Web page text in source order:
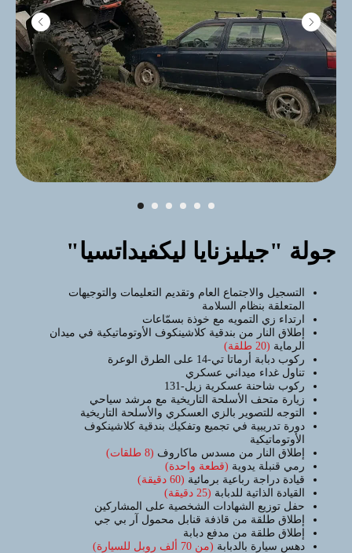
جولة "جيليزنايا ليكفيداتسيا"
التسجيل والاجتماع العام وتقديم التعليمات والتوجيهات
المتعلقة بنظام السلامة
ارتداء زي التمويه مع خوذة بسمّاعات
إطلاق النار من بندقية كلاشينكوف الأوتوماتيكية في ميدان
الرماية (20 طلقة)
ركوب دبابة أرماتا تي-14 على الطرق الوعرة
تناول غداء ميداني عسكري
ركوب شاحنة عسكرية زيل-131
زيارة متحف الأسلحة التاريخية مع مرشد سياحي
التوجه للتصوير بالزي العسكري والأسلحة التاريخية
دورة تدريبية في تجميع وتفكيك بندقية كلاشينكوف
الأوتوماتيكية
إطلاق النار من مسدس ماكاروف (8 طلقات)
رمي قنبلة يدوية (قطعة واحدة)
قيادة دراجة رباعية برمائية (60 دقيقة)
القيادة الذاتية للدبابة (25 دقيقة)
حفل توزيع الشهادات الشخصية على المشاركين
إطلاق طلقة من قاذفة قنابل محمول آر بي جي
إطلاق طلقة من مدفع دبابة
دهس سيارة بالدبابة (من 70 ألف روبل للسيارة)
BIG FOOT رحلة
الممتعة على مركبة
مخصصة لجميع الطرقات
الرباعي (عربة الجليد) في أوروبا.
سوف تتذكر هذه اللحظات لفترة طويلة